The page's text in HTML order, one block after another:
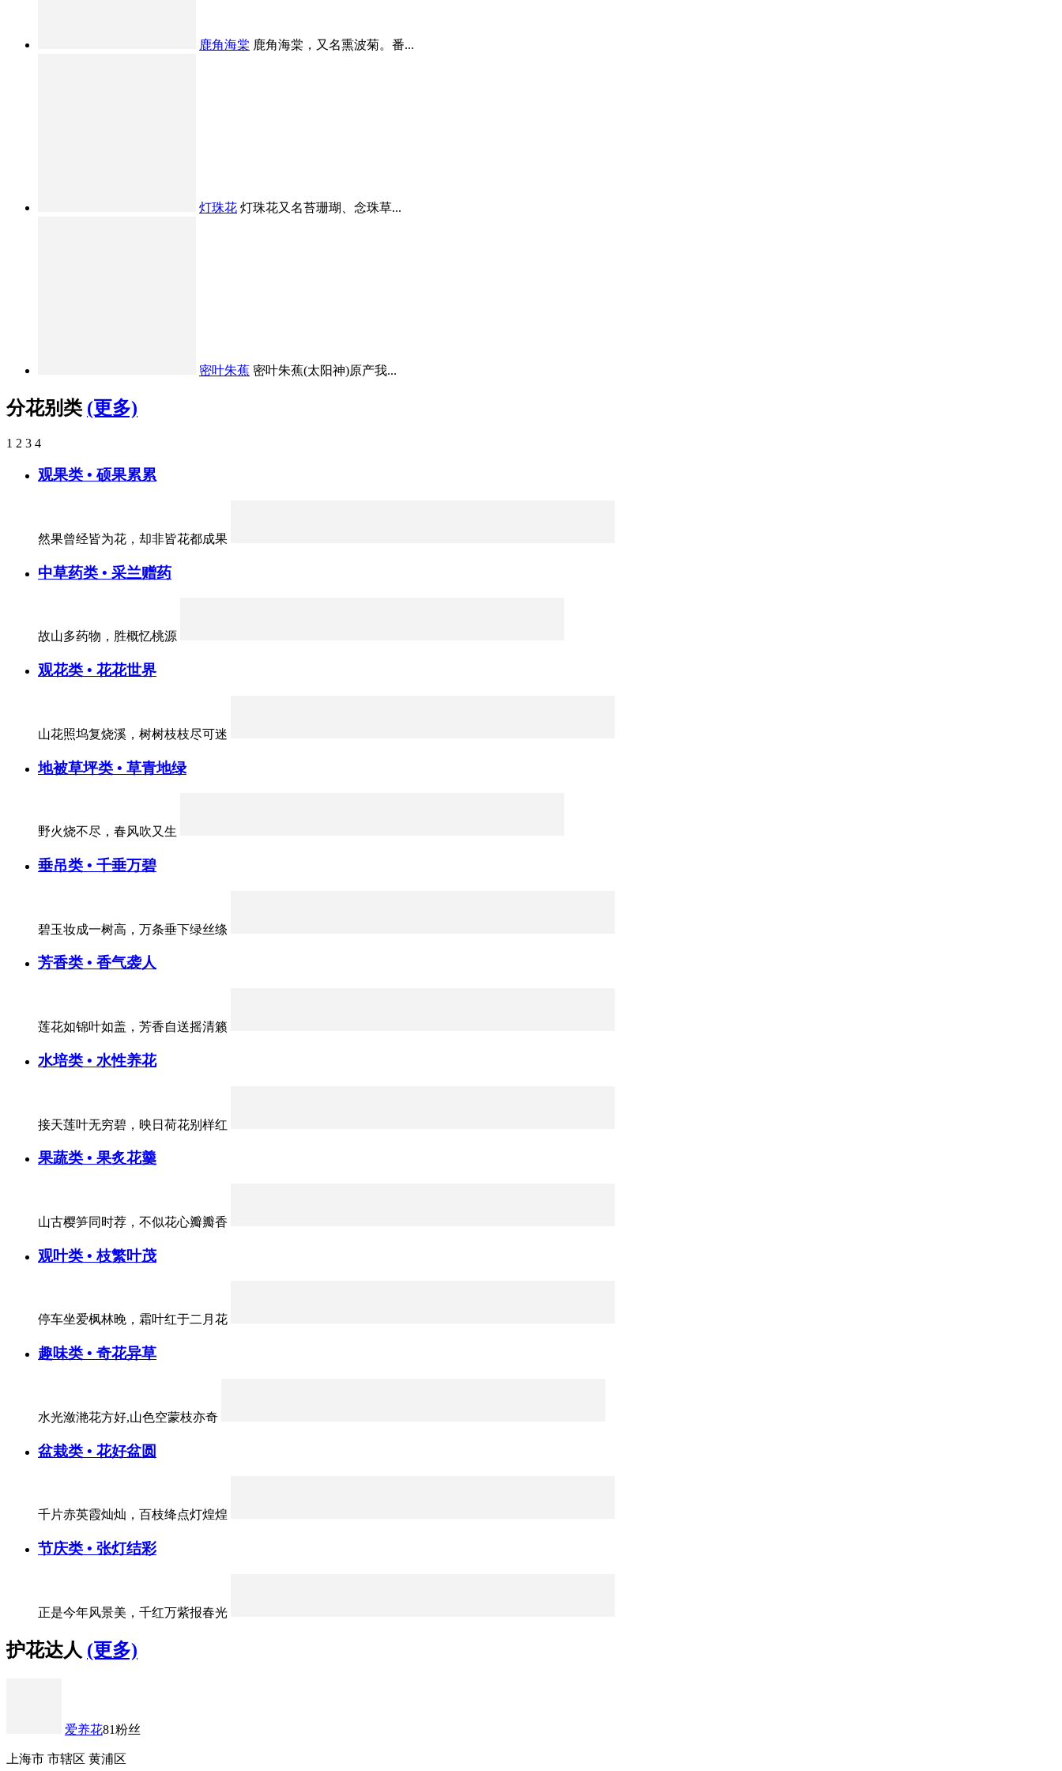
鹿角海棠 鹿角海棠，又名熏波菊。番...
灯珠花 灯珠花又名苔珊瑚、念珠草...
密叶朱蕉 密叶朱蕉(太阳神)原产我...
分花别类 (更多)
1 2 3 4
观果类 • 硕果累累
然果曾经皆为花，却非皆花都成果
中草药类 • 采兰赠药
故山多药物，胜概忆桃源
观花类 • 花花世界
山花照坞复烧溪，树树枝枝尽可迷
地被草坪类 • 草青地绿
野火烧不尽，春风吹又生
垂吊类 • 千垂万碧
碧玉妆成一树高，万条垂下绿丝绦
芳香类 • 香气袭人
莲花如锦叶如盖，芳香自送摇清籁
水培类 • 水性养花
接天莲叶无穷碧，映日荷花别样红
果蔬类 • 果炙花羹
山古樱笋同时荐，不似花心瓣瓣香
观叶类 • 枝繁叶茂
停车坐爱枫林晚，霜叶红于二月花
趣味类 • 奇花异草
水光潋滟花方好,山色空蒙枝亦奇
盆栽类 • 花好盆圆
千片赤英霞灿灿，百枝绛点灯煌煌
节庆类 • 张灯结彩
正是今年风景美，千红万紫报春光
护花达人 (更多)
爱养花81粉丝
上海市 市辖区 黄浦区